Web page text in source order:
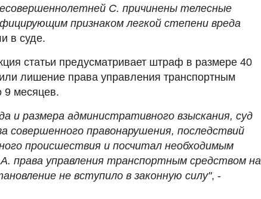
С. причинены телесные
признаком легкой степени вреда
в суде.
статьи предусматривает штраф в размере 40
лишение права управления транспортным
9 месяцев.
и размера административного взыскания, суд
совершенного правонарушения, последствий
происшествия и посчитал необходимым
права управления транспортным средством на
не вступило в законную силу", -